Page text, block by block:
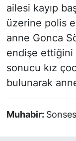
ailesi kayıp
üzerine polis
anne Gonca
endişe ettiğini
sonucu kız
bulunarak
Muhabir: